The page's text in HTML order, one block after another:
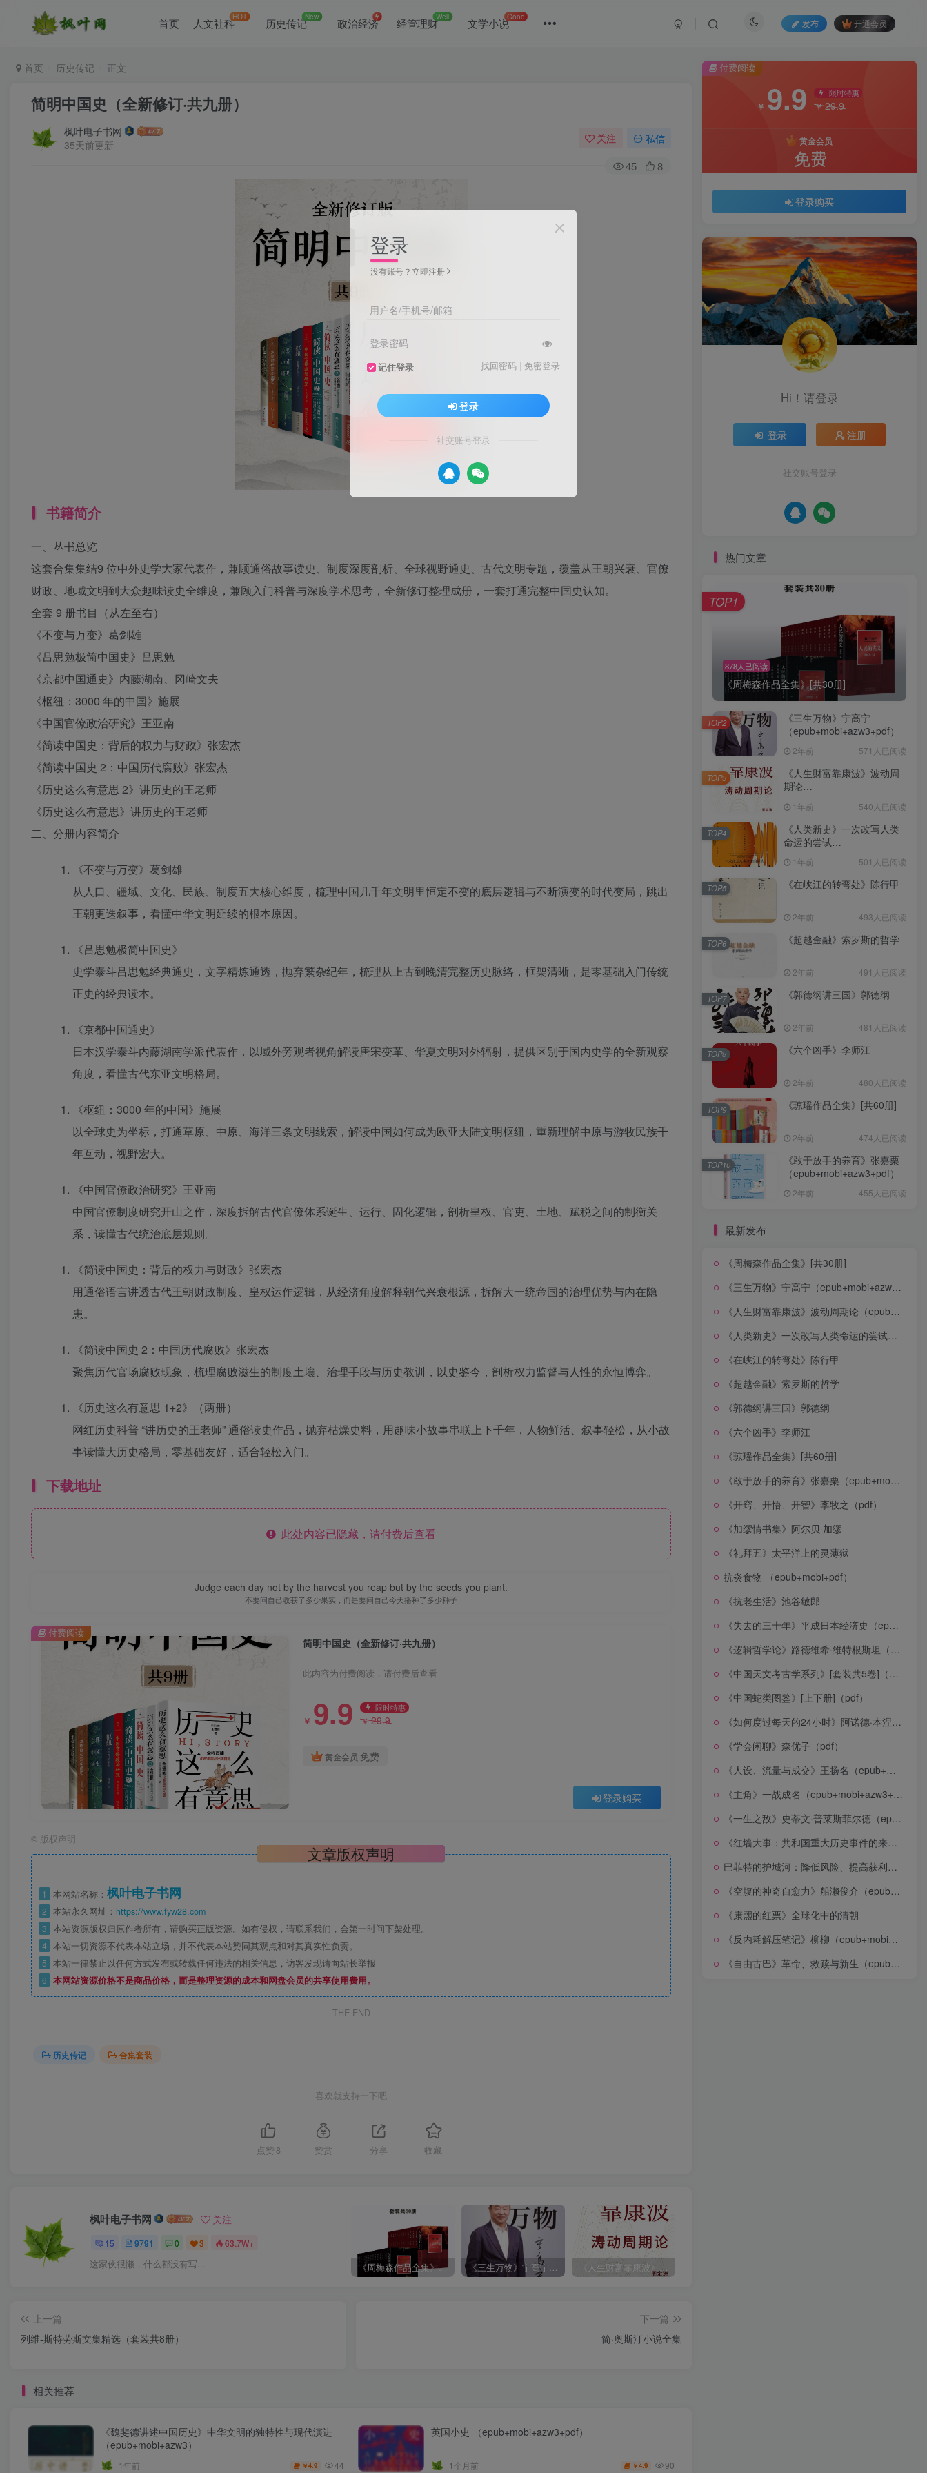
首页 人文社科HOT 历史传记New 政治经济 经管理财Well 文学小说Good
发布 开通会员
首页 历史传记 正文
简明中国史（全新修订·共九册）
枫叶电子书网
35天前更新
关注 私信
45 8
书籍简介
一、丛书总览
这套合集集结9 位中外史学大家代表作，兼顾通俗故事读史、制度深度剖析、全球视野通史、古代文明专题，覆盖从王朝兴衰、官僚
财政、地域文明到大众趣味读史全维度，兼顾入门科普与深度学术思考，全新修订整理成册，一套打通完整中国史认知。
全套 9 册书目（从左至右）
《不变与万变》葛剑雄
《吕思勉极简中国史》吕思勉
《京都中国通史》内藤湖南、冈崎文夫
《枢纽：3000 年的中国》施展
《中国官僚政治研究》王亚南
《简读中国史：背后的权力与财政》张宏杰
《简读中国史 2：中国历代腐败》张宏杰
《历史这么有意思 2》讲历史的王老师
《历史这么有意思》讲历史的王老师
二、分册内容简介
《不变与万变》葛剑雄
从人口、疆域、文化、民族、制度五大核心维度，梳理中国几千年文明里恒定不变的底层逻辑与不断演变的时代变局，跳出
王朝更迭叙事，看懂中华文明延续的根本原因。
《吕思勉极简中国史》
史学泰斗吕思勉经典通史，文字精炼通透，抛弃繁杂纪年，梳理从上古到晚清完整历史脉络，框架清晰，是零基础入门传统
正史的经典读本。
《京都中国通史》
日本汉学泰斗内藤湖南学派代表作，以域外旁观者视角解读唐宋变革、华夏文明对外辐射，提供区别于国内史学的全新观察
角度，看懂古代东亚文明格局。
《枢纽：3000 年的中国》施展
以全球史为坐标，打通草原、中原、海洋三条文明线索，解读中国如何成为欧亚大陆文明枢纽，重新理解中原与游牧民族千
年互动，视野宏大。
《中国官僚政治研究》王亚南
中国官僚制度研究开山之作，深度拆解古代官僚体系诞生、运行、固化逻辑，剖析皇权、官吏、土地、赋税之间的制衡关
系，读懂古代统治底层规则。
《简读中国史：背后的权力与财政》张宏杰
用通俗语言讲透古代王朝财政制度、皇权运作逻辑，从经济角度解释朝代兴衰根源，拆解大一统帝国的治理优势与内在隐
患。
《简读中国史 2：中国历代腐败》张宏杰
聚焦历代官场腐败现象，梳理腐败滋生的制度土壤、治理手段与历史教训，以史鉴今，剖析权力监督与人性的永恒博弈。
《历史这么有意思 1+2》（两册）
网红历史科普 “讲历史的王老师” 通俗读史作品，抛弃枯燥史料，用趣味小故事串联上下千年，人物鲜活、叙事轻松，从小故
事读懂大历史格局，零基础友好，适合轻松入门。
下载地址
此处内容已隐藏，请付费后查看
Judge each day not by the harvest you reap but by the seeds you plant.
不要问自己收获了多少果实，而是要问自己今天播种了多少种子
简明中国史（全新修订·共九册）
此内容为付费阅读，请付费后查看
￥ 9.9 限时特惠
￥29.9
黄金会员 免费
登录购买
付费阅读
© 版权声明
文章版权声明
1 本网站名称： 枫叶电子书网
2 本站永久网址： https://www.fyw28.com
3 本站资源版权归原作者所有，请购买正版资源。如有侵权，请联系我们，会第一时间下架处理。
4 本站一切资源不代表本站立场，并不代表本站赞同其观点和对其真实性负责。
5 本站一律禁止以任何方式发布或转载任何违法的相关信息，访客发现请向站长举报
6 本网站资源价格不是商品价格，而是整理资源的成本和网盘会员的共享使用费用。
THE END
历史传记 合集套装
喜欢就支持一下吧
点赞 8 赞赏 分享 收藏
枫叶电子书网 关注
15 9791 0 3 63.7W+
这家伙很懒，什么都没有写... 《周梅森作品全集》[共30册] 《三生万物》宁高宁（epub+mobi+azw3+pdf） 《人生财富靠康波》波动周期论（epub+mobi+azw3+pdf）
上一篇
列维-斯特劳斯文集精选（套装共8册）
下一篇
简·奥斯汀小说全集
相关推荐
《魏斐德讲述中国历史》中华文明的独特性与现代演进
（epub+mobi+azw3）
1年前 ￥4.9 44
英国小史 （epub+mobi+azw3+pdf）
1个月前 ￥4.9 90
付费阅读
￥ 9.9 限时特惠
￥29.9
黄金会员
免费
登录购买
Hi！请登录
登录 注册
社交账号登录
热门文章
878人已阅读
《周梅森作品全集》[共30册]
TOP1
《三生万物》宁高宁
（epub+mobi+azw3+pdf）
2年前 571人已阅读
TOP2
《人生财富靠康波》波动周
期论
1年前 540人已阅读
TOP3
《人类新史》一次改写人类
命运的尝试
1年前 501人已阅读
TOP4
《在峡江的转弯处》陈行甲
2年前 493人已阅读
TOP5
《超越金融》索罗斯的哲学
2年前 491人已阅读
TOP6
《郭德纲讲三国》郭德纲
2年前 481人已阅读
TOP7
《六个凶手》李师江
2年前 480人已阅读
TOP8
《琼瑶作品全集》[共60册]
2年前 474人已阅读
TOP9
《敢于放手的养育》张嘉栗
（epub+mobi+azw3+pdf）
2年前 455人已阅读
TOP10
最新发布
《周梅森作品全集》[共30册]
《三生万物》宁高宁（epub+mobi+azw3+pdf）
《人生财富靠康波》波动周期论（epub+mobi+azw3+pdf）
《人类新史》一次改写人类命运的尝试（epub+mobi+azw3+pdf）
《在峡江的转弯处》陈行甲
《超越金融》索罗斯的哲学
《郭德纲讲三国》郭德纲
《六个凶手》李师江
《琼瑶作品全集》[共60册]
《敢于放手的养育》张嘉栗（epub+mobi+azw3+pdf）
《开窍、开悟、开智》李牧之（pdf）
《加缪情书集》阿尔贝·加缪
《礼拜五》太平洋上的灵薄狱
抗炎食物 （epub+mobi+pdf）
《抗老生活》池谷敏郎
《失去的三十年》平成日本经济史（epub+mobi+azw3+pdf）
《逻辑哲学论》路德维希·维特根斯坦（epub+mobi+azw3+pdf）
《中国天文考古学系列》[套装共5卷]（epub+mobi+azw3+pdf）
《中国蛇类图鉴》[上下册]（pdf）
《如何度过每天的24小时》阿诺德·本涅特（epub+mobi+azw3+pdf）
《学会闲聊》森优子（pdf）
《人设、流量与成交》王扬名（epub+mobi+azw3+pdf）
《主角》一战成名（epub+mobi+azw3+pdf）
《一生之敌》史蒂文·普莱斯菲尔德（epub+mobi+azw3+pdf）
《红墙大事：共和国重大历史事件的来龙去脉》（全二册）（pdf）
巴菲特的护城河：降低风险、提高获利的股市真规则(epub+azw3+mobi)
《空腹的神奇自愈力》船濑俊介（epub+mobi+azw3+pdf）
《康熙的红票》全球化中的清朝
《反内耗解压笔记》柳柳（epub+mobi+azw3+pdf）
《自由古巴》革命、救赎与新生（epub+mobi+azw3+pdf）
登录
没有账号？立即注册
用户名/手机号/邮箱
登录密码
记住登录 找回密码 | 免密登录
登录
社交账号登录